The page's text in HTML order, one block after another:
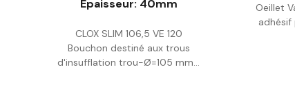
Epaisseur: 40mm
CLOX SLIM 106,5 VE 120
Bouchon destiné aux trous
d'insufflation trou-Ø=105 mm...
Oeillet
adhésif